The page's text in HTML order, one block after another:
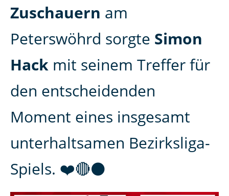
Zuschauern am
Peterswöhrd sorgte Simon
Hack mit seinem Treffer für
den entscheidenden
Moment eines insgesamt
unterhaltsamen Bezirksliga-
Spiels. ❤️🔴⚫